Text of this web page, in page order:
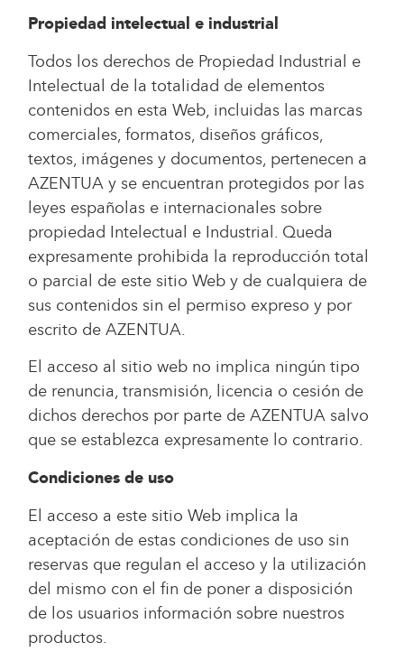
Propiedad intelectual e industrial
Todos los derechos de Propiedad Industrial e
Intelectual de la totalidad de elementos
contenidos en esta Web, incluidas las marcas
comerciales, formatos, diseños gráficos,
textos, imágenes y documentos, pertenecen a
AZENTUA y se encuentran protegidos por las
leyes españolas e internacionales sobre
propiedad Intelectual e Industrial. Queda
expresamente prohibida la reproducción total
o parcial de este sitio Web y de cualquiera de
sus contenidos sin el permiso expreso y por
escrito de AZENTUA.
El acceso al sitio web no implica ningún tipo
de renuncia, transmisión, licencia o cesión de
dichos derechos por parte de AZENTUA salvo
que se establezca expresamente lo contrario.
Condiciones de uso
El acceso a este sitio Web implica la
aceptación de estas condiciones de uso sin
reservas que regulan el acceso y la utilización
del mismo con el fin de poner a disposición
de los usuarios información sobre nuestros
productos.